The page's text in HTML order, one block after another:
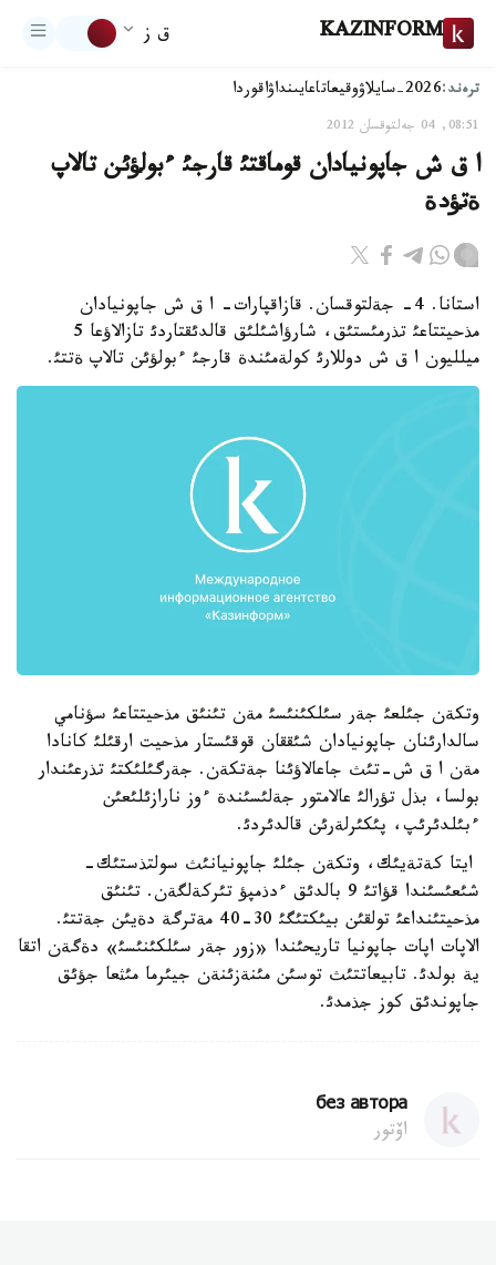
KAZINFORM ق ز
ترەند:2026-سايلاۋ وقيعاتاعايىنداۋاقوردا
08:51, 04 جەلتوقسان 2012
ا ق ش جاپونيادان قوماقتئ قارجئ ءبولؤئن تالاپ
ةتؤدة
استانا. 4- جةلتوقسان. قازاقپارات- ا ق ش جاپونيادان
مذحيتتاعئ تذرمئستئق، شارؤاشئلئق قالدئقتاردئ تازالاؤعا 5
ميلليون ا ق ش دوللارئ كولةمئندة قارجئ ءبولؤئن تالاپ ةتتئ.
وتكةن جئلعئ جةر سئلكئنئسئ مةن تئنئق مذحيتتاعئ سؤنامي
سالدارئنان جاپونيادان شئققان قوقئستار مذحيت ارقئلئ كانادا
مةن ا ق ش-تئث جاعالاؤئنا جةتكةن. جةرگئلئكتئ تذرعئندار
بولسا، بذل تؤرالئ عالامتور جةلئسئندة ءوز نارازئلئعئن
ءبئلدئرئپ، پئكئرلةرئن قالدئردئ.
ايتا كةتةيئك، وتكةن جئلئ جاپونيانئث سولتذستئك-
شئعئسئندا قؤاتئ 9 بالدئق ءدذمپؤ تئركةلگةن. تئنئق
مذحيتئنداعئ تولقئن بيئكتئگئ 30-40 مةترگة دةيئن جةتتئ.
الاپات اپات جاپونيا تاريحئندا «زور جةر سئلكئنئسئ» دةگةن اتقا
ية بولدئ. تابيعاتتئث توسئن مئنةزئنةن جيئرما مئثعا جؤئق
جاپوندئق كوز جذمدئ.
без автора
اۆتور